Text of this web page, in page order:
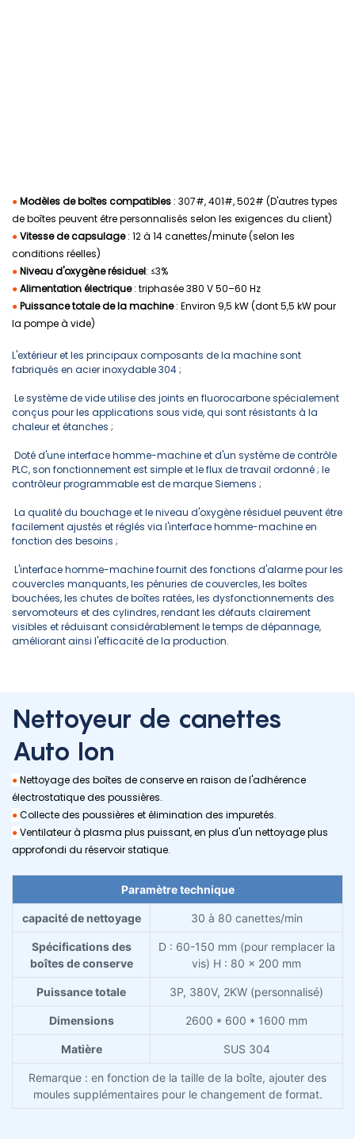
●Modèles de boîtes compatibles : 307#, 401#, 502# (D'autres types
de boîtes peuvent être personnalisés selon les exigences du client)
●Vitesse de capsulage: 12 à 14 canettes/minute (selon les
conditions réelles)
●Niveau d'oxygène résiduel: ≤3%
●Alimentation électrique: triphasée 380 V 50–60 Hz
●Puissance totale de la machine: Environ 9,5 kW (dont 5,5 kW pour
la pompe à vide)
L'extérieur et les principaux composants de la machine sont
fabriqués en acier inoxydable 304 ;
Le système de vide utilise des joints en fluorocarbone spécialement
conçus pour les applications sous vide, qui sont résistants à la
chaleur et étanches ;
Doté d'une interface homme-machine et d'un système de contrôle
PLC, son fonctionnement est simple et le flux de travail ordonné ; le
contrôleur programmable est de marque Siemens ;
La qualité du bouchage et le niveau d'oxygène résiduel peuvent être
facilement ajustés et réglés via l'interface homme-machine en
fonction des besoins ;
L'interface homme-machine fournit des fonctions d'alarme pour les
couvercles manquants, les pénuries de couvercles, les boîtes
bouchées, les chutes de boîtes ratées, les dysfonctionnements des
servomoteurs et des cylindres, rendant les défauts clairement
visibles et réduisant considérablement le temps de dépannage,
améliorant ainsi l'efficacité de la production.
Nettoyeur de canettes
Auto Ion
●Nettoyage des boîtes de conserve en raison de l'adhérence
électrostatique des poussières.
●Collecte des poussières et élimination des impuretés.
●Ventilateur à plasma plus puissant, en plus d'un nettoyage plus
approfondi du réservoir statique.
Paramètre technique
capacité de nettoyage 30 à 80 canettes/min
Spécifications des
boîtes de conserve
D : 60-150 mm (pour remplacer la
vis) H : 80 x 200 mm
Puissance totale 3P, 380V, 2KW (personnalisé)
Dimensions 2600 * 600 * 1600 mm
Matière SUS 304
Remarque : en fonction de la taille de la boîte, ajouter des
moules supplémentaires pour le changement de format.